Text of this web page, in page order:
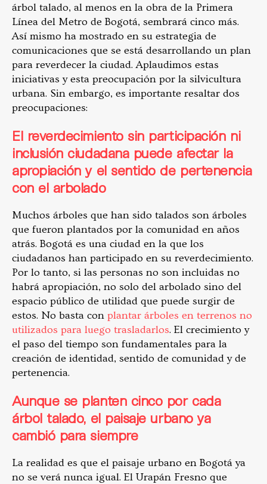
árbol talado, al menos en la obra de la Primera
Línea del Metro de Bogotá, sembrará cinco más.
Así mismo ha mostrado en su estrategia de
comunicaciones que se está desarrollando un plan
para reverdecer la ciudad. Aplaudimos estas
iniciativas y esta preocupación por la silvicultura
urbana. Sin embargo, es importante resaltar dos
preocupaciones:
El reverdecimiento sin participación ni
inclusión ciudadana puede afectar la
apropiación y el sentido de pertenencia
con el arbolado
Muchos árboles que han sido talados son árboles
que fueron plantados por la comunidad en años
atrás. Bogotá es una ciudad en la que los
ciudadanos han participado en su reverdecimiento.
Por lo tanto, si las personas no son incluidas no
habrá apropiación, no solo del arbolado sino del
espacio público de utilidad que puede surgir de
estos. No basta con plantar árboles en terrenos no
utilizados para luego trasladarlos. El crecimiento y
el paso del tiempo son fundamentales para la
creación de identidad, sentido de comunidad y de
pertenencia.
Aunque se planten cinco por cada
árbol talado, el paisaje urbano ya
cambió para siempre
La realidad es que el paisaje urbano en Bogotá ya
no se verá nunca igual. El Urapán Fresno que